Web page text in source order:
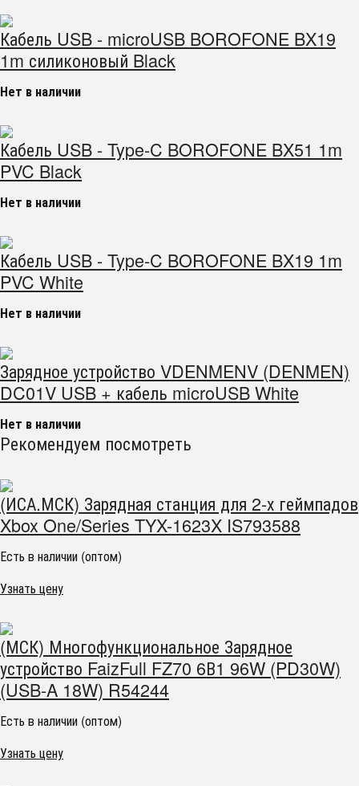
Кабель USB - microUSB BOROFONE BX19
1m силиконовый Black
Нет в наличии
Кабель USB - Type-C BOROFONE BX51 1m
PVC Black
Нет в наличии
Кабель USB - Type-C BOROFONE BX19 1m
PVC White
Нет в наличии
Зарядное устройство VDENMENV (DENMEN)
DC01V USB + кабель microUSB White
Нет в наличии
Рекомендуем посмотреть
(ИСА.МСК) Зарядная станция для 2-х геймпадов
Xbox One/Series TYX-1623X IS793588
Есть в наличии (оптом)
Узнать цену
(МСК) Многофункциональное Зарядное
устройство FaizFull FZ70 6В1 96W (PD30W)
(USB-A 18W) R54244
Есть в наличии (оптом)
Узнать цену